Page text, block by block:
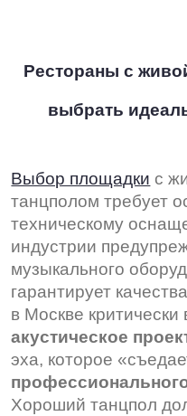
Рестораны с
выбрать
Выбор площадки с
танцполом требует
техническому
индустрии
музыкального
гарантирует
в Москве
акустическое
эха, которое
Хороший танцпол